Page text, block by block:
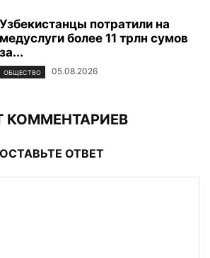
Узбекистанцы потратили на
медуслуги более 11 трлн сумов
за...
ОБЩЕСТВО 05.08.2026
КОММЕНТАРИЕВ
ОСТАВЬТЕ ОТВЕТ